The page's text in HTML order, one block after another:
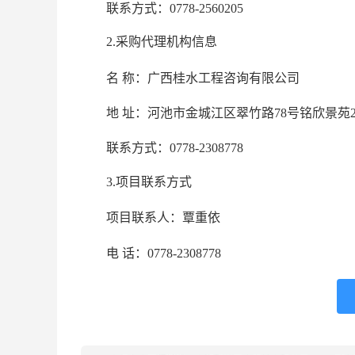
联系方式： 0778-2560205
2.采购代理机构信息
名 称： 广西桂水工程咨询有限公司
地 址： 河池市金城江区翠竹路78号铭欣景苑
联系方式： 0778-2308778
3.项目联系方式
项目联系人： 覃重依
电 话： 0778-2308778